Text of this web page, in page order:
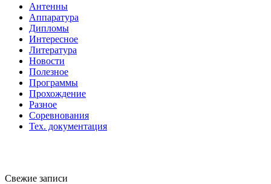
Антенны
Аппаратура
Дипломы
Интересное
Литература
Новости
Полезное
Программы
Прохождение
Разное
Соревнования
Тех. документация
Свежие записи